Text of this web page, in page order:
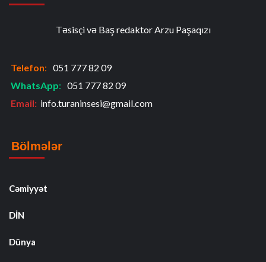
Təsisçi və Baş redaktor Arzu Paşaqızı
Telefon: 051 777 82 09
WhatsApp: 051 777 82 09
Email: info.turaninsesi@gmail.com
Bölmələr
Cəmiyyət
DİN
Dünya